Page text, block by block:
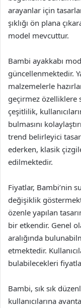
arayanlar için
şıklığı ön plana
model mevcuttur.
Bambi ayakkabı
güncellenmektedir.
malzemelerle
geçirmez özelliklere
çeşitlilik,
bulmasını
trend belirleyici
ederken, klasik
edilmektedir.
Fiyatlar, Bambi’nin
değişiklik
özenle yapılan
bir etkendir. Genel
aralığında
etmektedir.
bulabilecekleri
Bambi, sık sık
kullanıcılarına